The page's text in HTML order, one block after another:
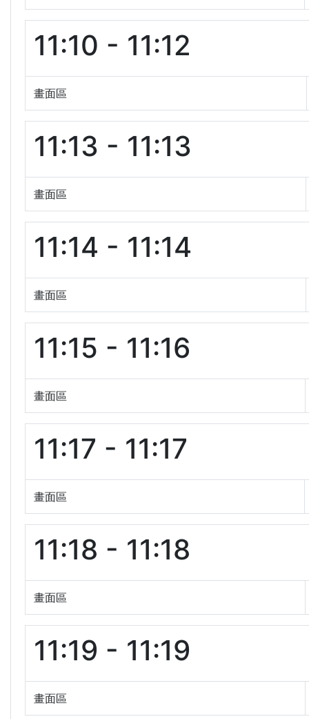
11:10 - 11:12
畫面區
11:13 - 11:13
畫面區
11:14 - 11:14
畫面區
11:15 - 11:16
畫面區
11:17 - 11:17
畫面區
11:18 - 11:18
畫面區
11:19 - 11:19
畫面區